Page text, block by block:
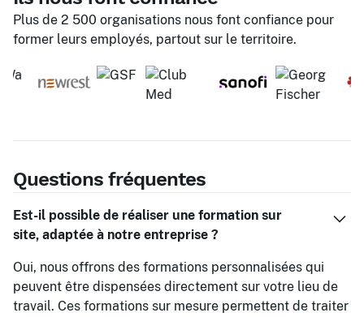
Plus de 2 500 organisations nous font confiance pour
former leurs employés, partout sur le territoire.
Questions fréquentes
Est-il possible de réaliser une formation sur
site, adaptée à notre entreprise ?
Oui, nous offrons des formations personnalisées qui
peuvent être dispensées directement sur votre lieu de
travail. Ces formations sur mesure permettent de traiter